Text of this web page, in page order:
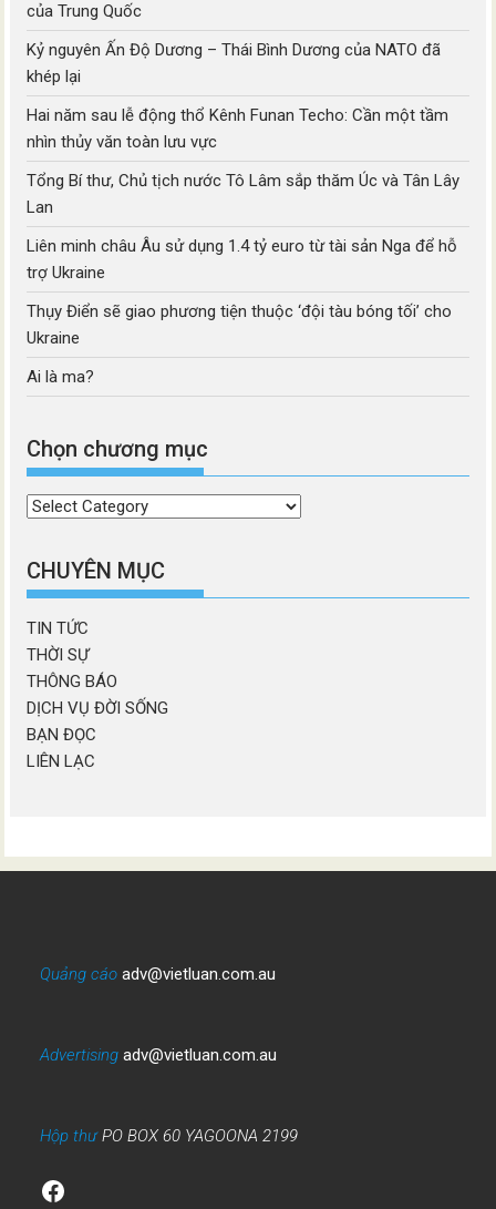
của Trung Quốc
Kỷ nguyên Ấn Độ Dương – Thái Bình Dương của NATO đã
khép lại
Hai năm sau lễ động thổ Kênh Funan Techo: Cần một tầm
nhìn thủy văn toàn lưu vực
Tổng Bí thư, Chủ tịch nước Tô Lâm sắp thăm Úc và Tân Lây
Lan
Liên minh châu Âu sử dụng 1.4 tỷ euro từ tài sản Nga để hỗ
trợ Ukraine
Thụy Điển sẽ giao phương tiện thuộc ‘đội tàu bóng tối’ cho
Ukraine
Ai là ma?
Chọn chương mục
Chọn
mục
CHUYÊN MỤC
TIN TỨC
THỜI SỰ
THÔNG BÁO
DỊCH VỤ ĐỜI SỐNG
BẠN ĐỌC
LIÊN LẠC
Quảng cáo adv@vietluan.com.au
Advertising adv@vietluan.com.au
Hộp thưPO BOX 60 YAGOONA 2199
Facebook